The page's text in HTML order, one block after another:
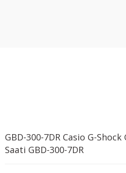
GBD-300-7DR Casio G-
Saati GBD-300-7DR